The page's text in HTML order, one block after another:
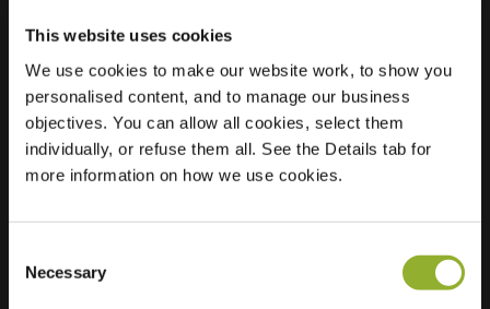
This website uses cookies
We use cookies to make our website work, to show you
personalised content, and to manage our business
objectives. You can allow all cookies, select them
individually, or refuse them all. See the Details tab for
more information on how we use cookies.
Selection
Necessary
Standort
Dorpsstraat 25
9881 PA Kommerzijl
Niederlande